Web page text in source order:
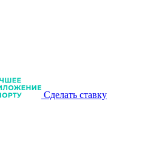
Сделать ставку